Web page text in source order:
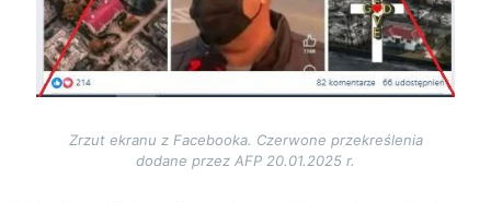
Zrzut ekranu z Facebooka. Czerwone przekreślenia
dodane przez AFP 20.01.2025 r.